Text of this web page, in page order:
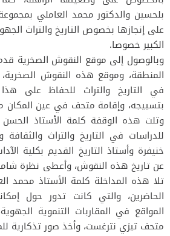
بلحسين والدكتور محمد العاملي
على إنجازها بخصوص التاريخ والتراث
الكبير خصوصا.
وبالوصول إلى موقع النقوش الصخرية
المنطقة، وموقع هذه النقوش
في التاريخ والتراث للحفاظ على
بتسييجه، وإقامة متحف في عين المكان
وتلت هذه الوقفة كلمة الأستاذ الحسن
للدراسات في التاريخ والتراث
خنيفرة وأستاذ التاريخ القديم بكلية
عن تاريخ هذه النقوش، وأعطى نظرة
تلا هذه المداخلة كلمة الأستاذ محمد
الحاضرين، والتي كانت تدور حول
المواقع في المقاربات التنموية
متحف تيزي نترغست، وأخذ صور تذكارية